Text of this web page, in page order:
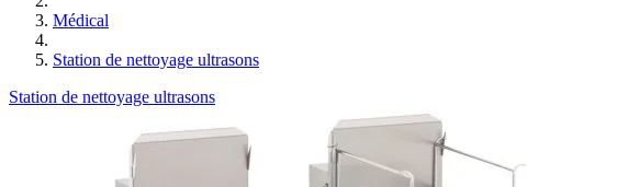
Médical
Station de nettoyage ultrasons
Station de nettoyage ultrasons